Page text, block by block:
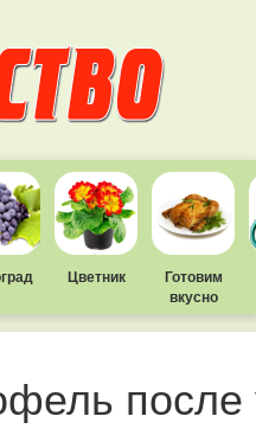
Цветник
Готовим
вкусно
после